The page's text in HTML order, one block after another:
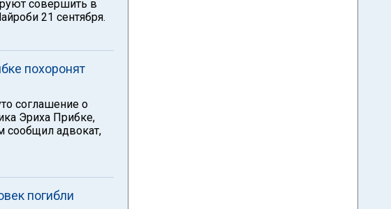
совершить в
21 сентября.
похоронят
соглашение о
Эриха Прибке,
сообщил адвокат,
погибли